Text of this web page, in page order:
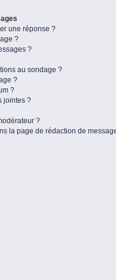
une réponse ?
?
?
au sondage ?
?
?
jointes ?
?
la page de rédaction de